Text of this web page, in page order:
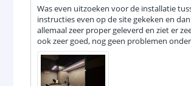
Was even uitzoeken voor de installatie
instructies even op de site gekeken en
allemaal zeer proper geleverd en ziet er
ook zeer goed, nog geen problemen